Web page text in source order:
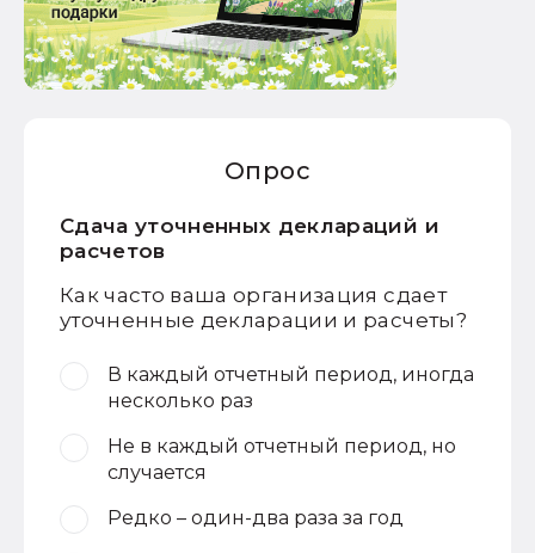
Опрос
Сдача уточненных деклараций и
расчетов
Как часто ваша организация сдает
уточненные декларации и расчеты?
В каждый отчетный период, иногда
несколько раз
Не в каждый отчетный период, но
случается
Редко – один-два раза за год